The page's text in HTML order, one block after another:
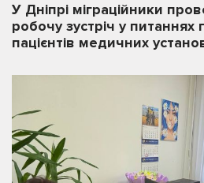
У Дніпрі міграційники
робочу зустріч у питаннях
пацієнтів медичних